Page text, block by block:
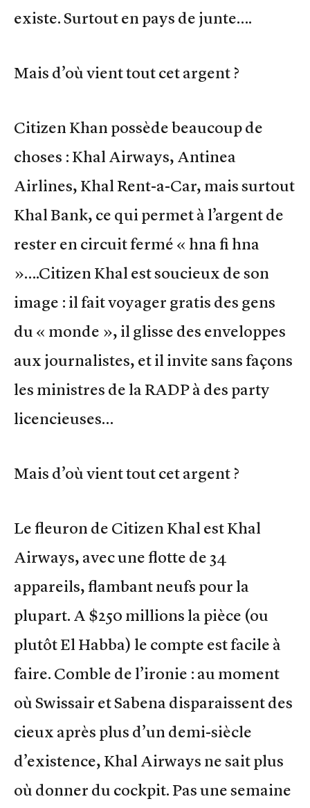
existe. Surtout en pays de junte….
Mais d’où vient tout cet argent ?
Citizen Khan possède beaucoup de
choses : Khal Airways, Antinea
Airlines, Khal Rent-a-Car, mais surtout
Khal Bank, ce qui permet à l’argent de
rester en circuit fermé « hna fi hna
»….Citizen Khal est soucieux de son
image : il fait voyager gratis des gens
du « monde », il glisse des enveloppes
aux journalistes, et il invite sans façons
les ministres de la RADP à des party
licencieuses…
Mais d’où vient tout cet argent ?
Le fleuron de Citizen Khal est Khal
Airways, avec une flotte de 34
appareils, flambant neufs pour la
plupart. A $250 millions la pièce (ou
plutôt El Habba) le compte est facile à
faire. Comble de l’ironie : au moment
où Swissair et Sabena disparaissent des
cieux après plus d’un demi-siècle
d’existence, Khal Airways ne sait plus
où donner du cockpit. Pas une semaine